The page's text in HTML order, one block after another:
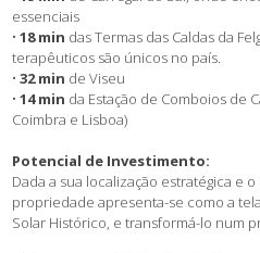
essenciais
•18 min das Termas das Caldas da
terapêuticos são únicos no país.
•32 min de Viseu
•14 min da Estação de Comboios de
Coimbra e Lisboa)
Potencial de Investimento:
Dada a sua localização estratégica e
propriedade apresenta-se como a
Solar Histórico, e transformá-lo num